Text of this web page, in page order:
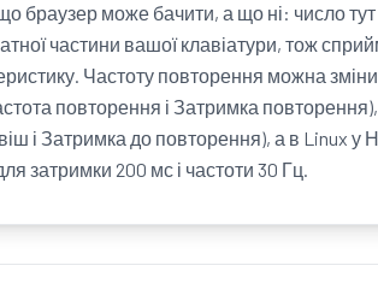
що браузер може бачити, а що ні: число
частини вашої клавіатури, тож
Частоту повторення можна
повторення і Затримка
і Затримка до повторення), а в Linux
затримки 200 мс і частоти 30 Гц.